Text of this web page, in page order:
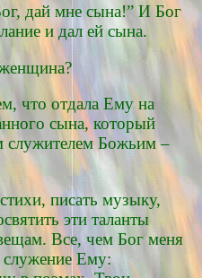
дай мне сына!” И Бог
и дал ей сына.
женщина?
что отдала Ему на
сына, который
служителем Божьим –
писать музыку,
эти таланты
Все, чем Бог меня
служение Ему: